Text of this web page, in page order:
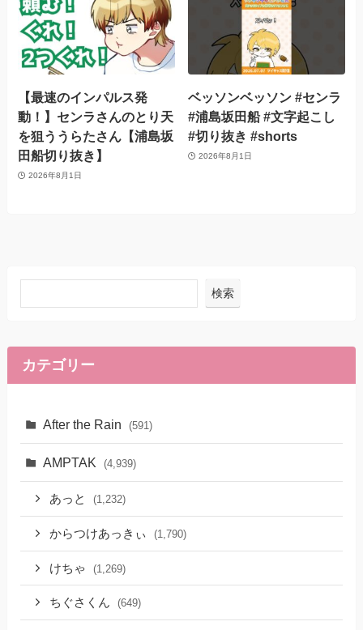
【最速のインパルス発
動！】センラさんのとり天
を狙ううらたさん【浦島坂
田船切り抜き】
2026年8月1日
ベッソンベッソン #センラ
#浦島坂田船 #文字起こし
#切り抜き #shorts
2026年8月1日
検索
カテゴリー
After the Rain (591)
AMPTAK (4,939)
あっと (1,232)
からつけあっきぃ (1,790)
けちゃ (1,269)
ちぐさくん (649)